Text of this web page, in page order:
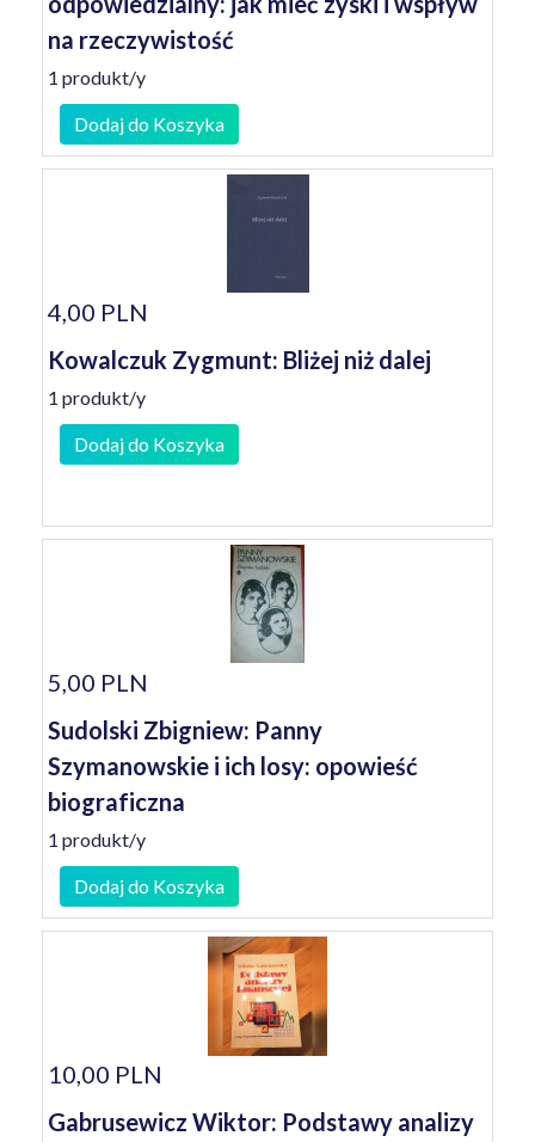
na rzeczywistość
1 produkt/y
Dodaj do Koszyka
4,00 PLN
Kowalczuk Zygmunt: Bliżej niż dalej
1 produkt/y
Dodaj do Koszyka
5,00 PLN
Sudolski Zbigniew: Panny
Szymanowskie i ich losy: opowieść
biograficzna
1 produkt/y
Dodaj do Koszyka
10,00 PLN
Gabrusewicz Wiktor: Podstawy analizy